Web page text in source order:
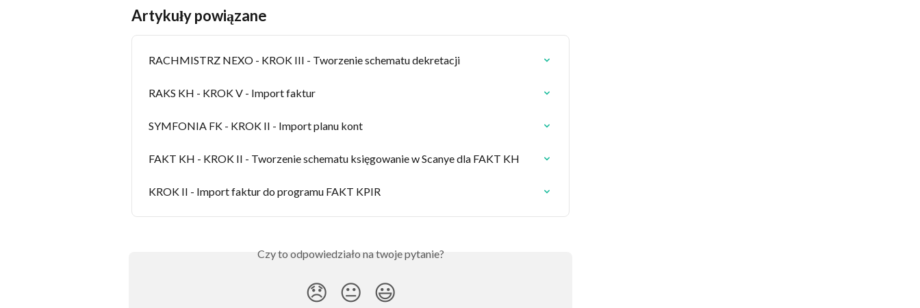
Artykuły powiązane
RACHMISTRZ NEXO - KROK III - Tworzenie schematu dekretacji
RAKS KH - KROK V - Import faktur
SYMFONIA FK - KROK II - Import planu kont
FAKT KH - KROK II - Tworzenie schematu księgowanie w Scanye dla FAKT KH
KROK II - Import faktur do programu FAKT KPIR
Czy to odpowiedziało na twoje pytanie?
😞 😐 😃